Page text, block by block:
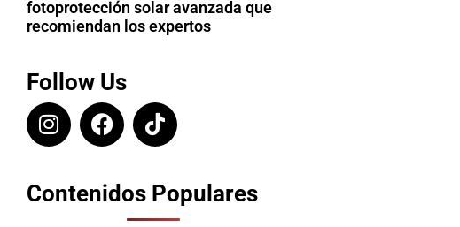
fotoprotección solar avanzada que
recomiendan los expertos
Follow Us
Contenidos Populares